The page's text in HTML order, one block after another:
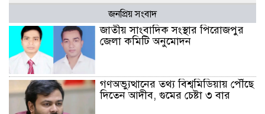
জনপ্রিয় সংবাদ
জাতীয় সাংবাদিক সংস্থার পিরোজপুর
জেলা কমিটি অনুমোদন
গণঅভ্যুত্থানের তথ্য বিশ্বমিডিয়ায় পৌঁছে
দিতেন আদীব, গুমের চেষ্টা ৩ বার